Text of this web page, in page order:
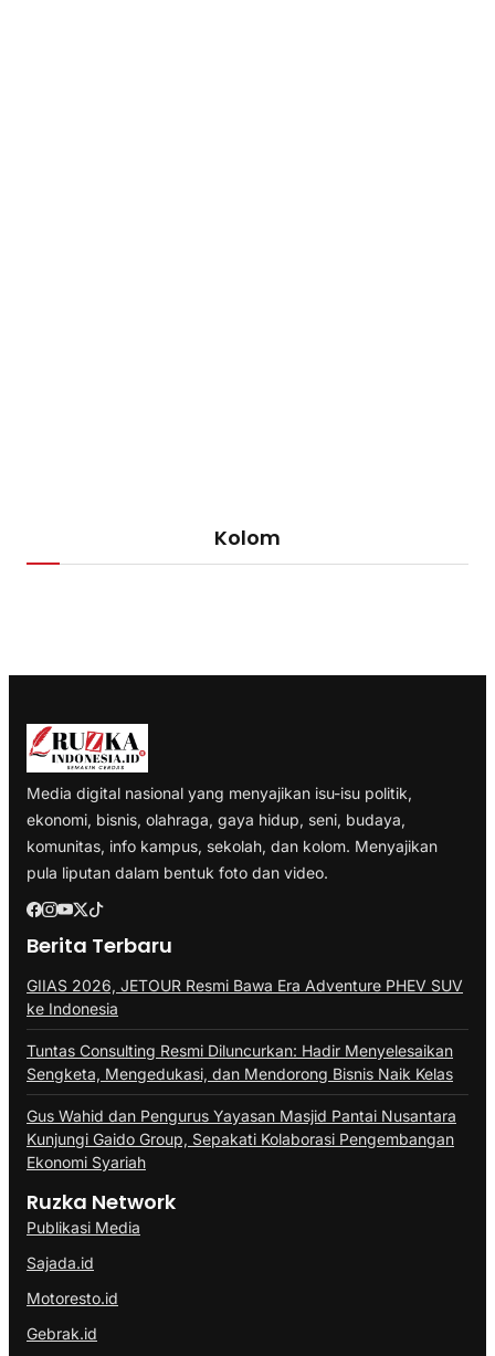
Kolom
Media digital nasional yang menyajikan isu-isu politik,
ekonomi, bisnis, olahraga, gaya hidup, seni, budaya,
komunitas, info kampus, sekolah, dan kolom. Menyajikan
pula liputan dalam bentuk foto dan video.
Berita Terbaru
GIIAS 2026, JETOUR Resmi Bawa Era Adventure PHEV SUV
ke Indonesia
Tuntas Consulting Resmi Diluncurkan: Hadir Menyelesaikan
Sengketa, Mengedukasi, dan Mendorong Bisnis Naik Kelas
Gus Wahid dan Pengurus Yayasan Masjid Pantai Nusantara
Kunjungi Gaido Group, Sepakati Kolaborasi Pengembangan
Ekonomi Syariah
Ruzka Network
Publikasi Media
Sajada.id
Motoresto.id
Gebrak.id